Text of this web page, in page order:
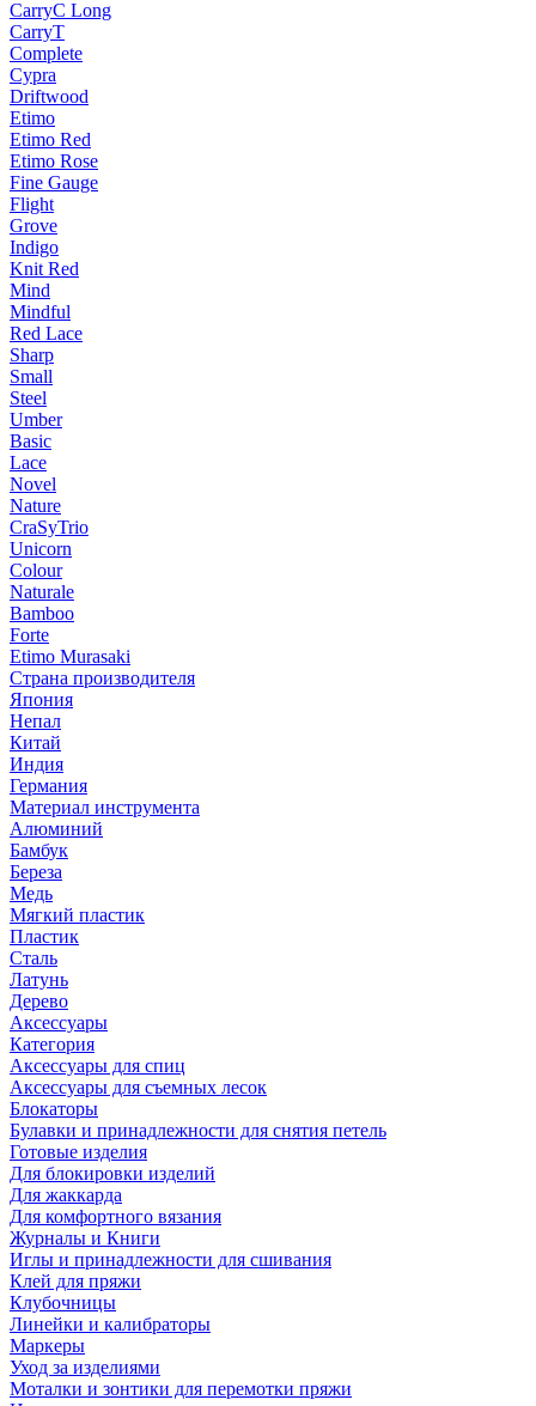
CarryC Long
CarryT
Complete
Cypra
Driftwood
Etimo
Etimo Red
Etimo Rose
Fine Gauge
Flight
Grove
Indigo
Knit Red
Mind
Mindful
Red Lace
Sharp
Small
Steel
Umber
Basic
Lace
Novel
Nature
CraSyTrio
Unicorn
Colour
Naturale
Bamboo
Forte
Etimo Murasaki
Страна производителя
Япония
Непал
Китай
Индия
Германия
Материал инструмента
Алюминий
Бамбук
Береза
Медь
Мягкий пластик
Пластик
Сталь
Латунь
Дерево
Аксессуары
Категория
Аксессуары для спиц
Аксессуары для съемных лесок
Блокаторы
Булавки и принадлежности для снятия петель
Готовые изделия
Для блокировки изделий
Для жаккарда
Для комфортного вязания
Журналы и Книги
Иглы и принадлежности для сшивания
Клей для пряжи
Клубочницы
Линейки и калибраторы
Маркеры
Уход за изделиями
Моталки и зонтики для перемотки пряжи